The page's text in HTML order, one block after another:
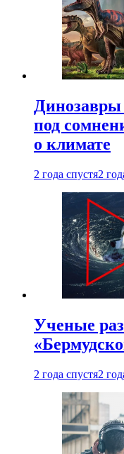
Динозавры
под
о климате
2 года спустя2
Ученые
2 года спустя2